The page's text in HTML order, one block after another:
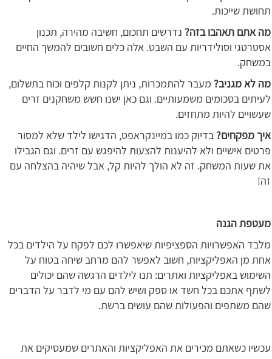
תחושת שייכות.
מה אתם תאהבו בזה? נדרשים תחכום, חשיבה מהירה, תכנון
אסטרטגי וסולידריות עם השבט. אלה כלים חשובים להמשך החיים
במשחק.
מה לא מגניב? מעבר להתמכרות, ניתן לקנות קלפים וכוח בתשלום,
לעיתים בסכומים משמעותיים. וגם כאן ישנו חשש משחקנים זרים
שעשויים להיות מתחזים.
איך מפקחים?בדיוק כמו במיינקראפט, הדגישו לילד שלא למסור
פרטים אישיים ולא להיענות להצעות להיפגש עם זרים. וגם הגבילו
את שעות המשחק. זה לא הולך להיות קל, אבל שיהיה בהצלחה עם
זה!
מעטפת הגנה
מלבד האפשרויות הספציפיות שיאפשרו לכם לפקח על הילדים בכל
אחת מן האפליקציות, חשוב לאפשר להם מרחב שיחה בטוח על
השימוש באפליקציות ואתרים: תנו לילדים הרגשה שהם יכולים
לשתף אתכם בכל חשד או ספק ושיש להם עם מי לדבר על הדברים
שהם משתפים והפעולות שהם עושים ברשת.
עכשיו כשאתם מכירים את האפליקציות והאתרים שמעסיקים את